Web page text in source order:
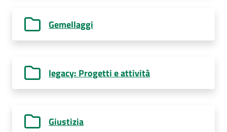
Gemellaggi
legacy: Progetti e attività
Giustizia